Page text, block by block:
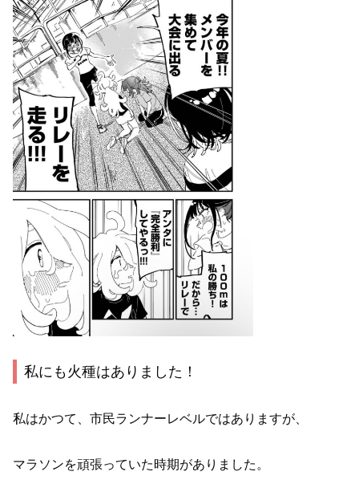
私にも火種はありました！
私はかつて、市民ランナーレベルではありますが、
マラソンを頑張っていた時期がありました。